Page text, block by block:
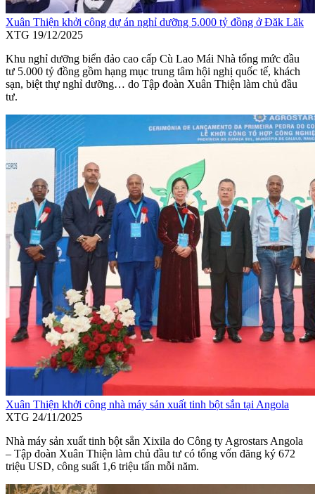
Xuân Thiện khởi công dự án nghỉ dưỡng 5.000 tỷ đồng ở Đăk Lăk
XTG 19/12/2025
Khu nghỉ dưỡng biển đảo cao cấp Cù Lao Mái Nhà tổng mức đầu
tư 5.000 tỷ đồng gồm hạng mục trung tâm hội nghị quốc tế, khách
sạn, biệt thự nghỉ dưỡng… do Tập đoàn Xuân Thiện làm chủ đầu
tư.
Xuân Thiện khởi công nhà máy sản xuất tinh bột sắn tại Angola
XTG 24/11/2025
Nhà máy sản xuất tinh bột sắn Xixila do Công ty Agrostars Angola
– Tập đoàn Xuân Thiện làm chủ đầu tư có tổng vốn đăng ký 672
triệu USD, công suất 1,6 triệu tấn mỗi năm.